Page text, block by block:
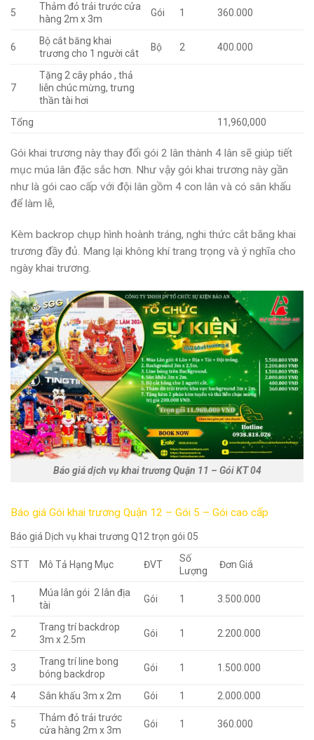
5
Thảm đỏ trải trước cửa
hàng 2m x 3m
Gói 1 360.000
6
Bộ cắt băng khai
trương cho 1 người cắt
Bộ 2 400.000
7
Tặng 2 cây pháo , thả
liễn chúc mừng, trưng
thần tài hơi
Tổng
11,960,000
Gói khai trương này thay đổi gói 2 lân thành 4 lân sẽ giúp tiết
mục múa lân đặc sắc hơn. Như vậy gói khai trương này gần
như là gói cao cấp với đội lân gồm 4 con lân và có sân khấu
để làm lễ,
Kèm backrop chụp hình hoành tráng, nghi thức cắt băng khai
trương đầy đủ. Mang lại không khí trang trọng và ý nghĩa cho
ngày khai trương.
Báo giá dịch vụ khai trương Quận 11 – Gói KT 04
Báo giá Gói khai trương Quận 12 – Gói 5 – Gói cao cấp
Báo giá Dịch vụ khai trương Q12 trọn gói 05
STT Mô Tả Hạng Mục ĐVT
Số
Lượng
Đơn Giá
1
Múa lân gói 2 lân địa
tài
Gói 1 3.500.000
2
Trang trí backdrop
3m x 2.5m
Gói 1 2.200.000
3
Trang trí line bong
bóng backdrop
Gói 1 1.500.000
4 Sân khấu 3m x 2m Gói 1 2.000.000
5
Thảm đỏ trải trước
cửa hàng 2m x 3m
Gói 1 360.000